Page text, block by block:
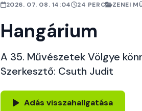
2026. 07. 08. 14:04 24 PERC ZENEI
Hangárium
A 35. Művészetek Völgye
Szerkesztő: Csuth Judit
Adás visszahallgatása